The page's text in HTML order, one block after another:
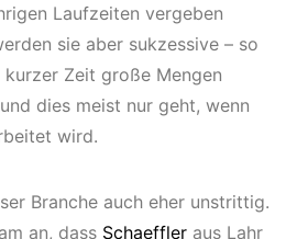
Laufzeiten vergeben
sie aber sukzessive – so
Zeit große Mengen
dies meist nur geht, wenn
wird.
Branche auch eher unstrittig.
an, dass Schaeffler aus Lahr